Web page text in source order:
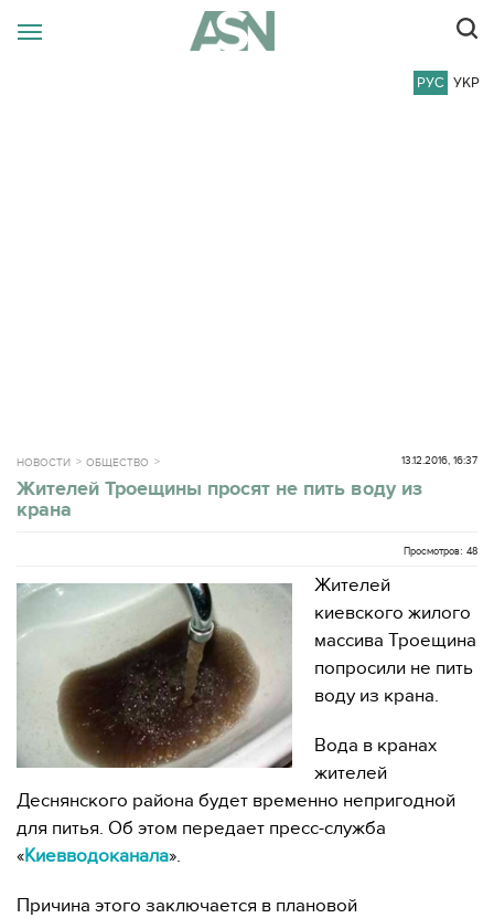
РУС УКР
НОВОСТИ ОБЩЕСТВО 13.12.2016, 16:37
Жителей Троещины просят не пить воду из
крана
Просмотров: 48
Жителей
киевского жилого
массива Троещина
попросили не пить
воду из крана.
Вода в кранах
жителей
Деснянского района будет временно непригодной
для питья. Об этом передает пресс-служба
«Киевводоканала».
Причина этого заключается в плановой